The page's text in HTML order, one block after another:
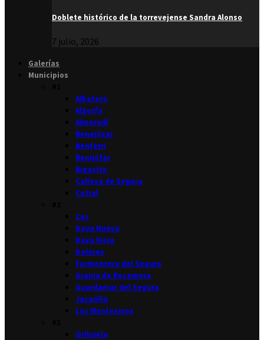
Doblete histórico de la torrevejense Sandra Alonso
7 julio, 2026
Galerías
Municipios
Albatera
Algorfa
Almoradí
Benejúzar
Benferri
Benijófar
Bigastro
Callosa de Segura
Catral
Cox
Daya Nueva
Daya Vieja
Dolores
Formentera del Segura
Granja de Rocamora
Guardamar del Segura
Jacarilla
Los Montesinos
Orihuela